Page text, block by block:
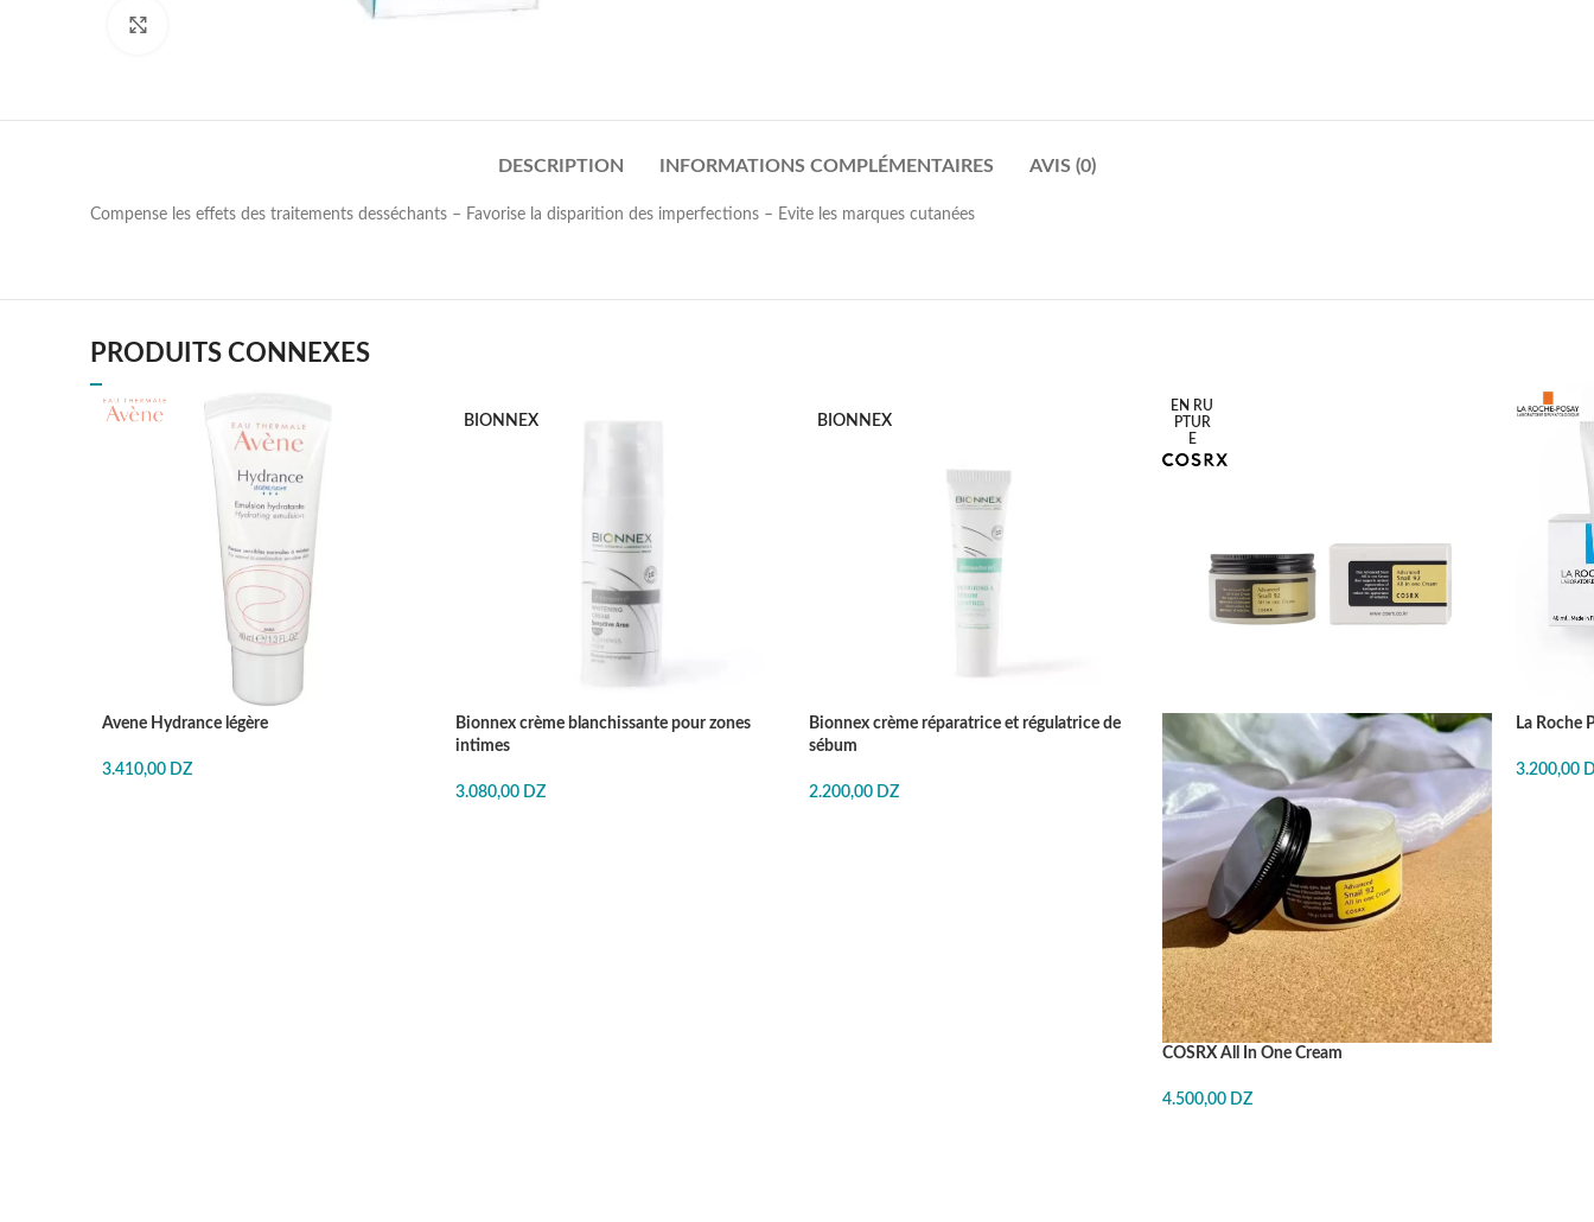
DESCRIPTION INFORMATIONS COMPLÉMENTAIRES AVIS (0)
Compense les effets des traitements desséchants – Favorise la disparition des imperfections – Evite les marques cutanées
PRODUITS CONNEXES
Avene Hydrance légère
3.410,00 DZ
BIONNEX
Bionnex crème blanchissante pour zones
intimes
3.080,00 DZ
BIONNEX
Bionnex crème réparatrice et régulatrice de
sébum
2.200,00 DZ
EN RU
PTUR
E
COSRX All In One Cream
4.500,00 DZ
La Roche
3.200,00